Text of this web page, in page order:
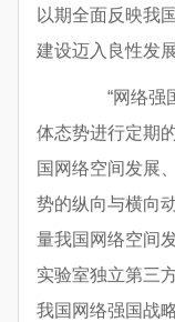
以期全面反映我
建设迈入良性发
“网络强国
体态势进行定期
国网络空间发展
势的纵向与横向
量我国网络空间
实验室独立第三
我国网络强国战